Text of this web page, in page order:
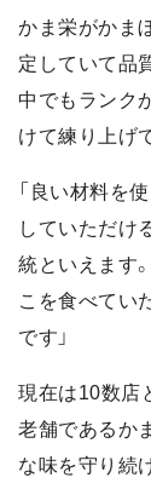
かま栄がかま
定していて品
中でもランク
けて練り上げ
「良い材料を
していただけ
統といえます
こを食べてい
です」
現在は10数店
老舗であるか
な味を守り続